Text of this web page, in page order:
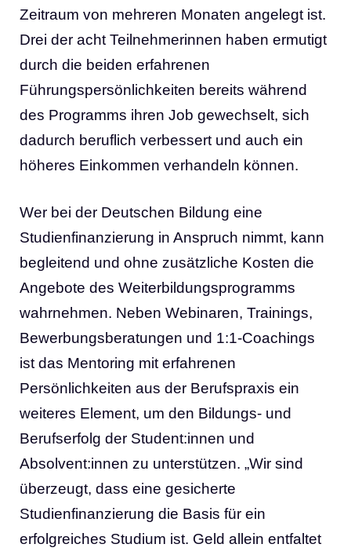
Zeitraum von mehreren Monaten angelegt ist.
Drei der acht Teilnehmerinnen haben ermutigt
durch die beiden erfahrenen
Führungspersönlichkeiten bereits während
des Programms ihren Job gewechselt, sich
dadurch beruflich verbessert und auch ein
höheres Einkommen verhandeln können.
Wer bei der Deutschen Bildung eine
Studienfinanzierung in Anspruch nimmt, kann
begleitend und ohne zusätzliche Kosten die
Angebote des Weiterbildungsprogramms
wahrnehmen. Neben Webinaren, Trainings,
Bewerbungsberatungen und 1:1-Coachings
ist das Mentoring mit erfahrenen
Persönlichkeiten aus der Berufspraxis ein
weiteres Element, um den Bildungs- und
Berufserfolg der Student:innen und
Absolvent:innen zu unterstützen. „Wir sind
überzeugt, dass eine gesicherte
Studienfinanzierung die Basis für ein
erfolgreiches Studium ist. Geld allein entfaltet